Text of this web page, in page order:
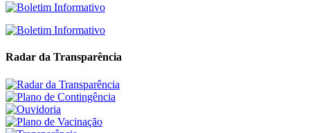
Radar da Transparência